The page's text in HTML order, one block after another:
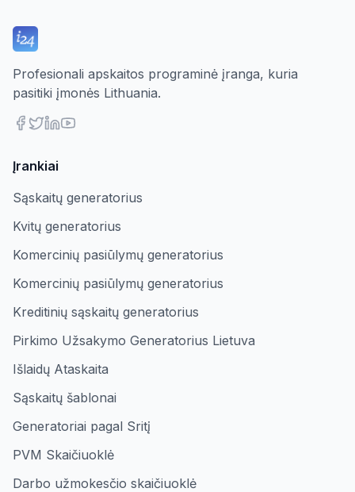
Profesionali apskaitos programinė įranga, kuria
pasitiki įmonės Lithuania.
Įrankiai
Sąskaitų generatorius
Kvitų generatorius
Komercinių pasiūlymų generatorius
Komercinių pasiūlymų generatorius
Kreditinių sąskaitų generatorius
Pirkimo Užsakymo Generatorius Lietuva
Išlaidų Ataskaita
Sąskaitų šablonai
Generatoriai pagal Sritį
PVM Skaičiuoklė
Darbo užmokesčio skaičiuoklė